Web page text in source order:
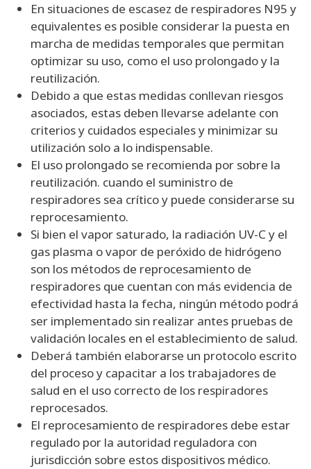
En situaciones de escasez de respiradores N95 y
equivalentes es posible considerar la puesta en
marcha de medidas temporales que permitan
optimizar su uso, como el uso prolongado y la
reutilización.
Debido a que estas medidas conllevan riesgos
asociados, estas deben llevarse adelante con
criterios y cuidados especiales y minimizar su
utilización solo a lo indispensable.
El uso prolongado se recomienda por sobre la
reutilización. cuando el suministro de
respiradores sea crítico y puede considerarse su
reprocesamiento.
Si bien el vapor saturado, la radiación UV-C y el
gas plasma o vapor de peróxido de hidrógeno
son los métodos de reprocesamiento de
respiradores que cuentan con más evidencia de
efectividad hasta la fecha, ningún método podrá
ser implementado sin realizar antes pruebas de
validación locales en el establecimiento de salud.
Deberá también elaborarse un protocolo escrito
del proceso y capacitar a los trabajadores de
salud en el uso correcto de los respiradores
reprocesados.
El reprocesamiento de respiradores debe estar
regulado por la autoridad reguladora con
jurisdicción sobre estos dispositivos médico.